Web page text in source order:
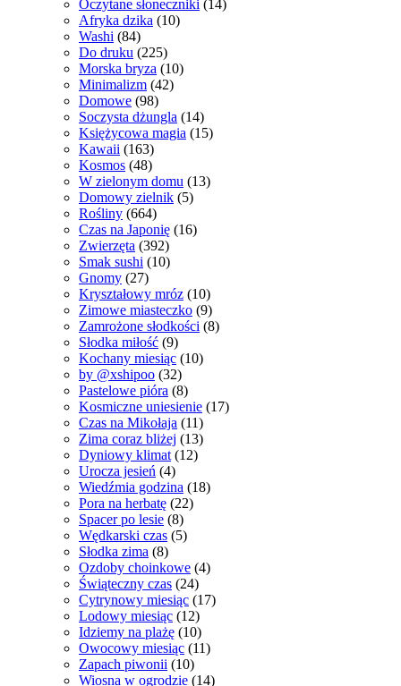
Oczytane słoneczniki (14)
Afryka dzika (10)
Washi (84)
Do druku (225)
Morska bryza (10)
Minimalizm (42)
Domowe (98)
Soczysta dżungla (14)
Księżycowa magia (15)
Kawaii (163)
Kosmos (48)
W zielonym domu (13)
Domowy zielnik (5)
Rośliny (664)
Czas na Japonię (16)
Zwierzęta (392)
Smak sushi (10)
Gnomy (27)
Kryształowy mróz (10)
Zimowe miasteczko (9)
Zamrożone słodkości (8)
Słodka miłość (9)
Kochany miesiąc (10)
by @xshipoo (32)
Pastelowe pióra (8)
Kosmiczne uniesienie (17)
Czas na Mikołaja (11)
Zima coraz bliżej (13)
Dyniowy klimat (12)
Urocza jesień (4)
Wiedźmia godzina (18)
Pora na herbatę (22)
Spacer po lesie (8)
Wędkarski czas (5)
Słodka zima (8)
Ozdoby choinkowe (4)
Świąteczny czas (24)
Cytrynowy miesiąc (17)
Lodowy miesiąc (12)
Idziemy na plażę (10)
Owocowy miesiąc (11)
Zapach piwonii (10)
Wiosna w ogrodzie (14)